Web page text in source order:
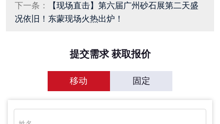
下一条：
【现场直击】第六届广州砂石展第二天盛
况依旧！东蒙现场火热出炉！
提交需求 获取报价
移动 固定